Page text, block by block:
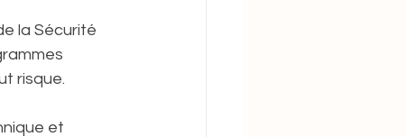
la Sécurité
risque.
et